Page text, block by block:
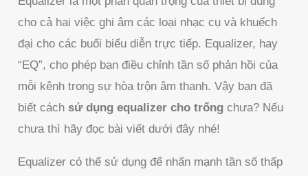
cho cả hai việc ghi âm các loại nhạc cụ và khuếch
đại cho các buổi biểu diễn trực tiếp. Equalizer, hay
“EQ”, cho phép bạn điều chỉnh tần số phản hồi của
mỗi kênh trong sự hòa trộn âm thanh. Vậy bạn đã
biết cáchsử dụng equalizer cho trống chưa? Nếu
chưa thì hãy đọc bài viết dưới đây nhé!
Equalizer có thể sử dụng để nhấn mạnh tần số thấp